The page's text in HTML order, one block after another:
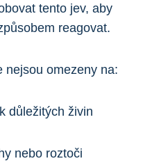
tento ​jev, aby
reagovat.
nejsou omezeny ‌na:
důležitých ​živin
nebo roztoči